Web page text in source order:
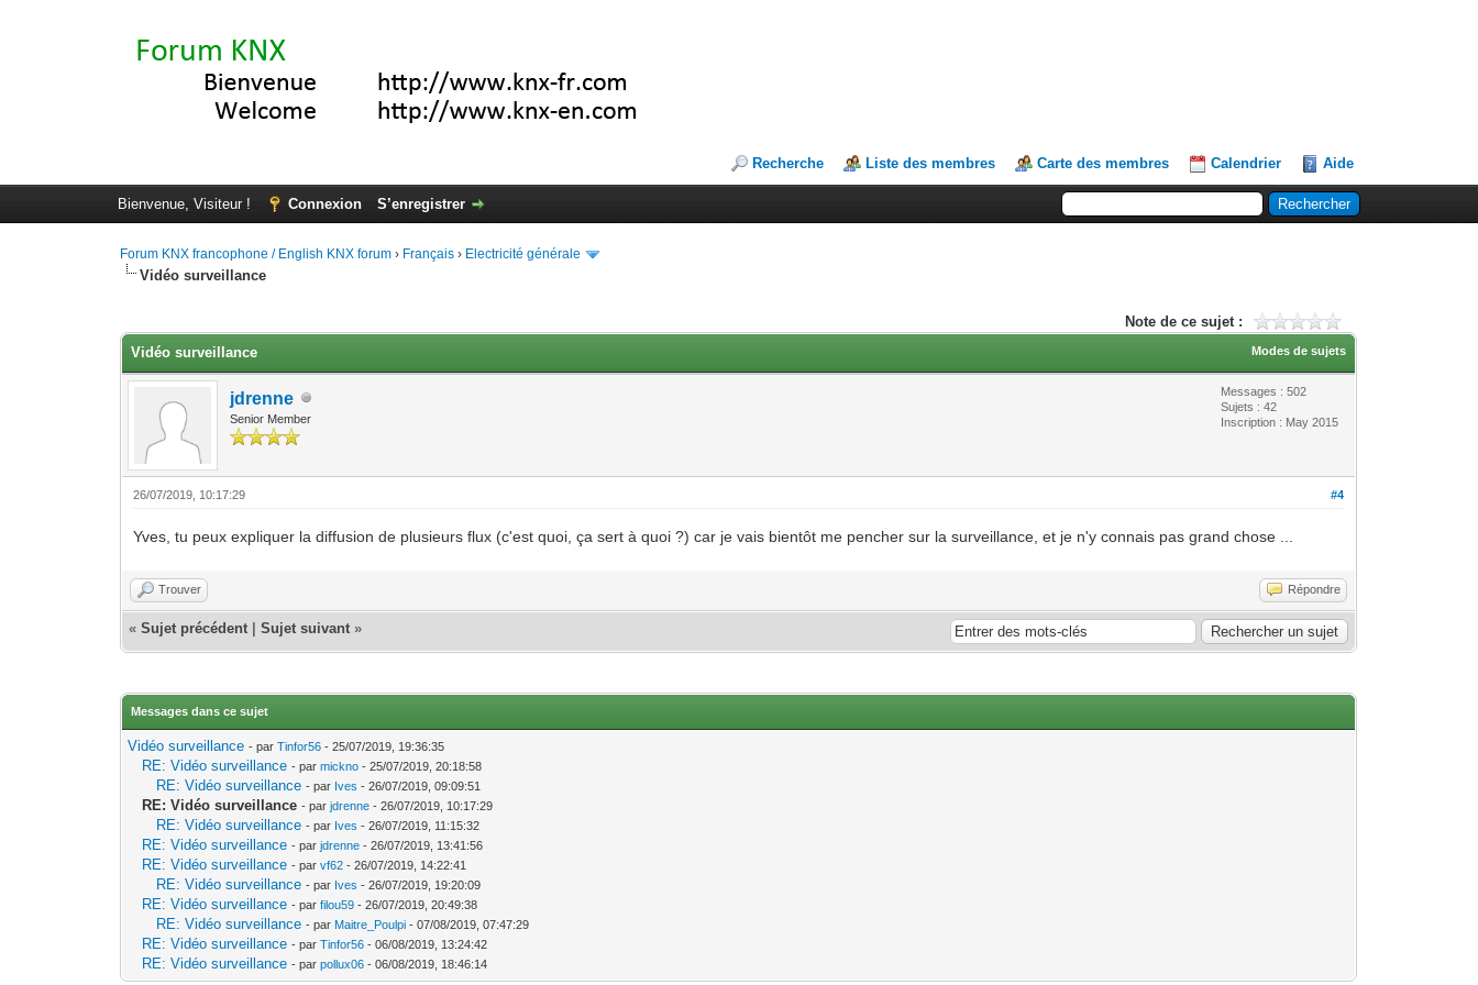
Recherche Liste des membres Carte des membres Calendrier Aide
Bienvenue, Visiteur ! Connexion S’enregistrer
Forum KNX francophone / English KNX forum › Français › Electricité générale
Vidéo surveillance
Note de ce sujet :
Modes de sujets
Vidéo surveillance
jdrenne
Senior Member
Messages : 502
Sujets : 42
Inscription : May 2015
#4
26/07/2019, 10:17:29
Yves, tu peux expliquer la diffusion de plusieurs flux (c'est quoi, ça sert à quoi ?) car je vais bientôt me pencher sur la surveillance, et je n'y connais pas grand chose ...
Trouver Répondre
«Sujet précédent |Sujet suivant »
Messages dans ce sujet
Vidéo surveillance - parTinfor56 - 25/07/2019, 19:36:35
RE: Vidéo surveillance - parmickno - 25/07/2019, 20:18:58
RE: Vidéo surveillance - par Ives - 26/07/2019, 09:09:51
RE: Vidéo surveillance - parjdrenne - 26/07/2019, 10:17:29
RE: Vidéo surveillance - par Ives - 26/07/2019, 11:15:32
RE: Vidéo surveillance - parjdrenne - 26/07/2019, 13:41:56
RE: Vidéo surveillance - parvf62 - 26/07/2019, 14:22:41
RE: Vidéo surveillance - par Ives - 26/07/2019, 19:20:09
RE: Vidéo surveillance - parfilou59 - 26/07/2019, 20:49:38
RE: Vidéo surveillance - par Maitre_Poulpi - 07/08/2019, 07:47:29
RE: Vidéo surveillance - parTinfor56 - 06/08/2019, 13:24:42
RE: Vidéo surveillance - parpollux06 - 06/08/2019, 18:46:14